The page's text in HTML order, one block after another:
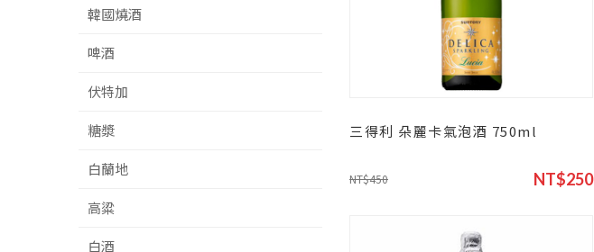
韓國燒酒
啤酒
伏特加
糖漿
白蘭地
高粱
白酒
三得利 朵麗卡氣泡酒 750ml
NT$450 NT$250